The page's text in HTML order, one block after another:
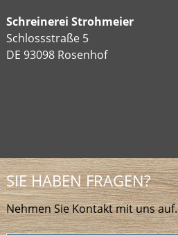
Schreinerei Strohmeier
Schlossstraße 5
DE 93098 Rosenhof
SIE HABEN FRAGEN?
Nehmen Sie Kontakt mit uns auf.